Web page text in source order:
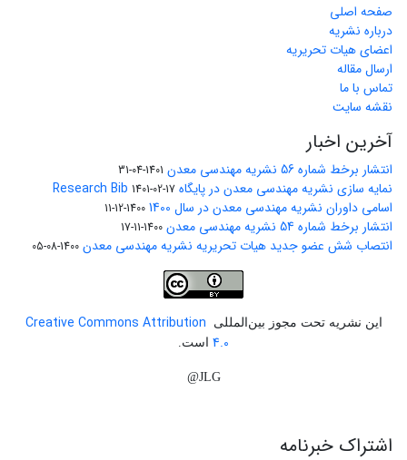
صفحه اصلی
درباره نشریه
اعضای هیات تحریریه
ارسال مقاله
تماس با ما
نقشه سایت
آخرین اخبار
انتشار برخط شماره 56 نشریه مهندسی معدن 1401-04-31
نمایه سازی نشریه مهندسی معدن در پایگاه Research Bib 1401-02-17
اسامی داوران نشریه مهندسی معدن در سال 1400 1400-12-11
انتشار برخط شماره 54 نشریه مهندسی معدن 1400-11-17
انتصاب شش عضو جدید هیات تحریریه نشریه مهندسی معدن 1400-08-05
این نشریه تحت مجوز بین‌المللی
Creative Commons Attribution
4.0 است.
JLG@
اشتراک خبرنامه